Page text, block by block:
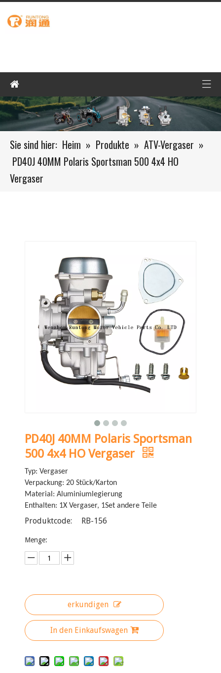
Sie sind hier: Heim » Produkte » ATV-Vergaser »
PD40J 40MM Polaris Sportsman 500 4x4 HO
Vergaser
PD40J 40MM Polaris Sportsman
500 4x4 HO Vergaser
Typ: Vergaser
Verpackung: 20 Stück/Karton
Material: Aluminiumlegierung
Enthalten: 1X Vergaser, 1Set andere Teile
Produktcode: RB-156
Menge:
erkundigen
In den Einkaufswagen